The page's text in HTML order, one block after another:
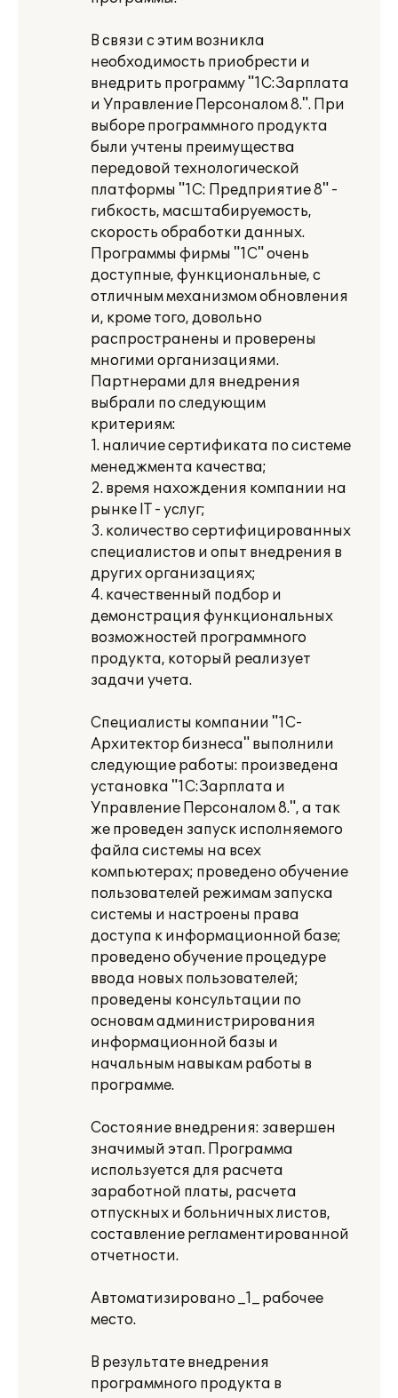
В связи с этим возникла
необходимость приобрести и
внедрить программу "1С:Зарплата
и Управление Персоналом 8.". При
выборе программного продукта
были учтены преимущества
передовой технологической
платформы "1С: Предприятие 8" -
гибкость, масштабируемость,
скорость обработки данных.
Программы фирмы "1С" очень
доступные, функциональные, с
отличным механизмом обновления
и, кроме того, довольно
распространены и проверены
многими организациями.
Партнерами для внедрения
выбрали по следующим
критериям:
1. наличие сертификата по системе
менеджмента качества;
2. время нахождения компании на
рынке IT - услуг;
3. количество сертифицированных
специалистов и опыт внедрения в
других организациях;
4. качественный подбор и
демонстрация функциональных
возможностей программного
продукта, который реализует
задачи учета.
Специалисты компании "1С-
Архитектор бизнеса" выполнили
следующие работы: произведена
установка "1С:Зарплата и
Управление Персоналом 8.", а так
же проведен запуск исполняемого
файла системы на всех
компьютерах; проведено обучение
пользователей режимам запуска
системы и настроены права
доступа к информационной базе;
проведено обучение процедуре
ввода новых пользователей;
проведены консультации по
основам администрирования
информационной базы и
начальным навыкам работы в
программе.
Состояние внедрения: завершен
значимый этап. Программа
используется для расчета
заработной платы, расчета
отпускных и больничных листов,
составление регламентированной
отчетности.
Автоматизировано _1_ рабочее
место.
В результате внедрения
программного продукта в